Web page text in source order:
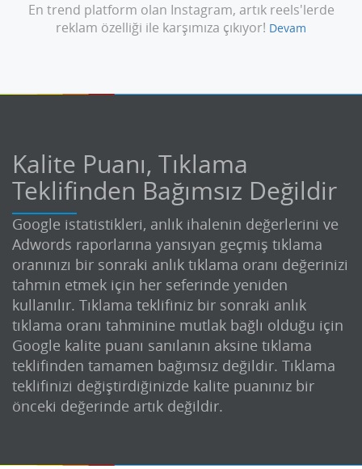
En trend platform olan Instagram, artık reels'lerde
reklam özelliği ile karşımıza çıkıyor! Devam
Kalite Puanı, Tıklama
Teklifinden Bağımsız Değildir
Google istatistikleri, anlık ihalenin değerlerini ve
Adwords raporlarına yansıyan geçmiş tıklama
oranınızı bir sonraki anlık tıklama oranı değerinizi
tahmin etmek için her seferinde yeniden
kullanılır. Tıklama teklifiniz bir sonraki anlık
tıklama oranı tahminine mutlak bağlı olduğu için
Google kalite puanı sanılanın aksine tıklama
teklifinden tamamen bağımsız değildir. Tıklama
teklifinizi değiştirdiğinizde kalite puanınız bir
önceki değerinde artık değildir.